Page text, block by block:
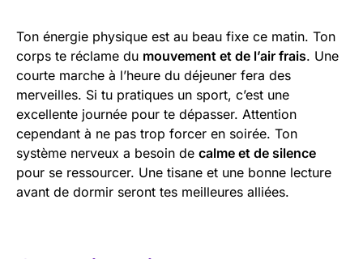
Ton énergie physique est au beau fixe ce matin. Ton
corps te réclame du mouvement et de l’air frais. Une
courte marche à l’heure du déjeuner fera des
merveilles. Si tu pratiques un sport, c’est une
excellente journée pour te dépasser. Attention
cependant à ne pas trop forcer en soirée. Ton
système nerveux a besoin de calme et de silence
pour se ressourcer. Une tisane et une bonne lecture
avant de dormir seront tes meilleures alliées.